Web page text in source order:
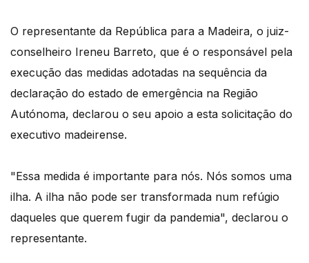
O representante da República para a Madeira, o juiz-
conselheiro Ireneu Barreto, que é o responsável pela
execução das medidas adotadas na sequência da
declaração do estado de emergência na Região
Autónoma, declarou o seu apoio a esta solicitação do
executivo madeirense.
"Essa medida é importante para nós. Nós somos uma
ilha. A ilha não pode ser transformada num refúgio
daqueles que querem fugir da pandemia", declarou o
representante.